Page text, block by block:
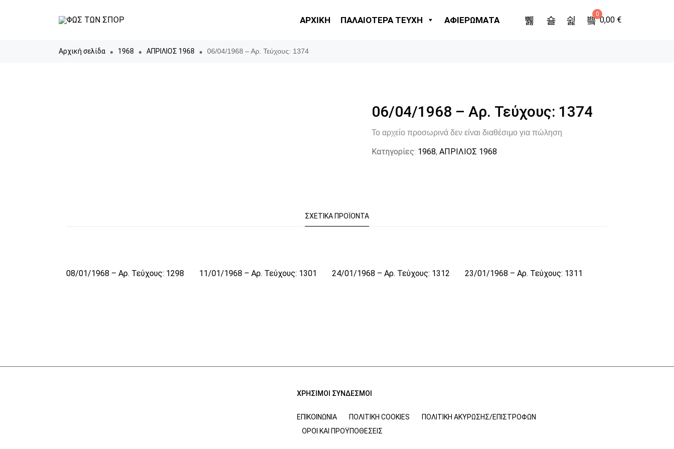
ΑΡΧΙΚΗ ΠΑΛΑΙΟΤΕΡΑ ΤΕΥΧΗ ΑΦΙΕΡΩΜΑΤΑ
0
0,00 €
Αρχική σελίδα 1968 ΑΠΡΙΛΙΟΣ 1968 06/04/1968 – Αρ. Τεύχους: 1374
06/04/1968 – Αρ. Τεύχους: 1374
Το αρχείο προσωρινά δεν είναι διαθέσιμο για πώληση
Κατηγορίες: 1968, ΑΠΡΙΛΙΟΣ 1968
ΣΧΕΤΙΚΆ ΠΡΟΪΌΝΤΑ
08/01/1968 – Αρ. Τεύχους: 1298 11/01/1968 – Αρ. Τεύχους: 1301 24/01/1968 – Αρ. Τεύχους: 1312 23/01/1968 – Αρ. Τεύχους: 1311
ΧΡΗΣΙΜΟΙ ΣΥΝΔΕΣΜΟΙ
ΕΠΙΚΟΙΝΩΝΊΑ ΠΟΛΙΤΙΚΉ COOKIES
ΠΟΛΙΤΙΚΉ ΑΚΎΡΩΣΗΣ/ΕΠΙΣΤΡΟΦΏΝ
ΌΡΟΙ ΚΑΙ ΠΡΟΫΠΟΘΈΣΕΙΣ